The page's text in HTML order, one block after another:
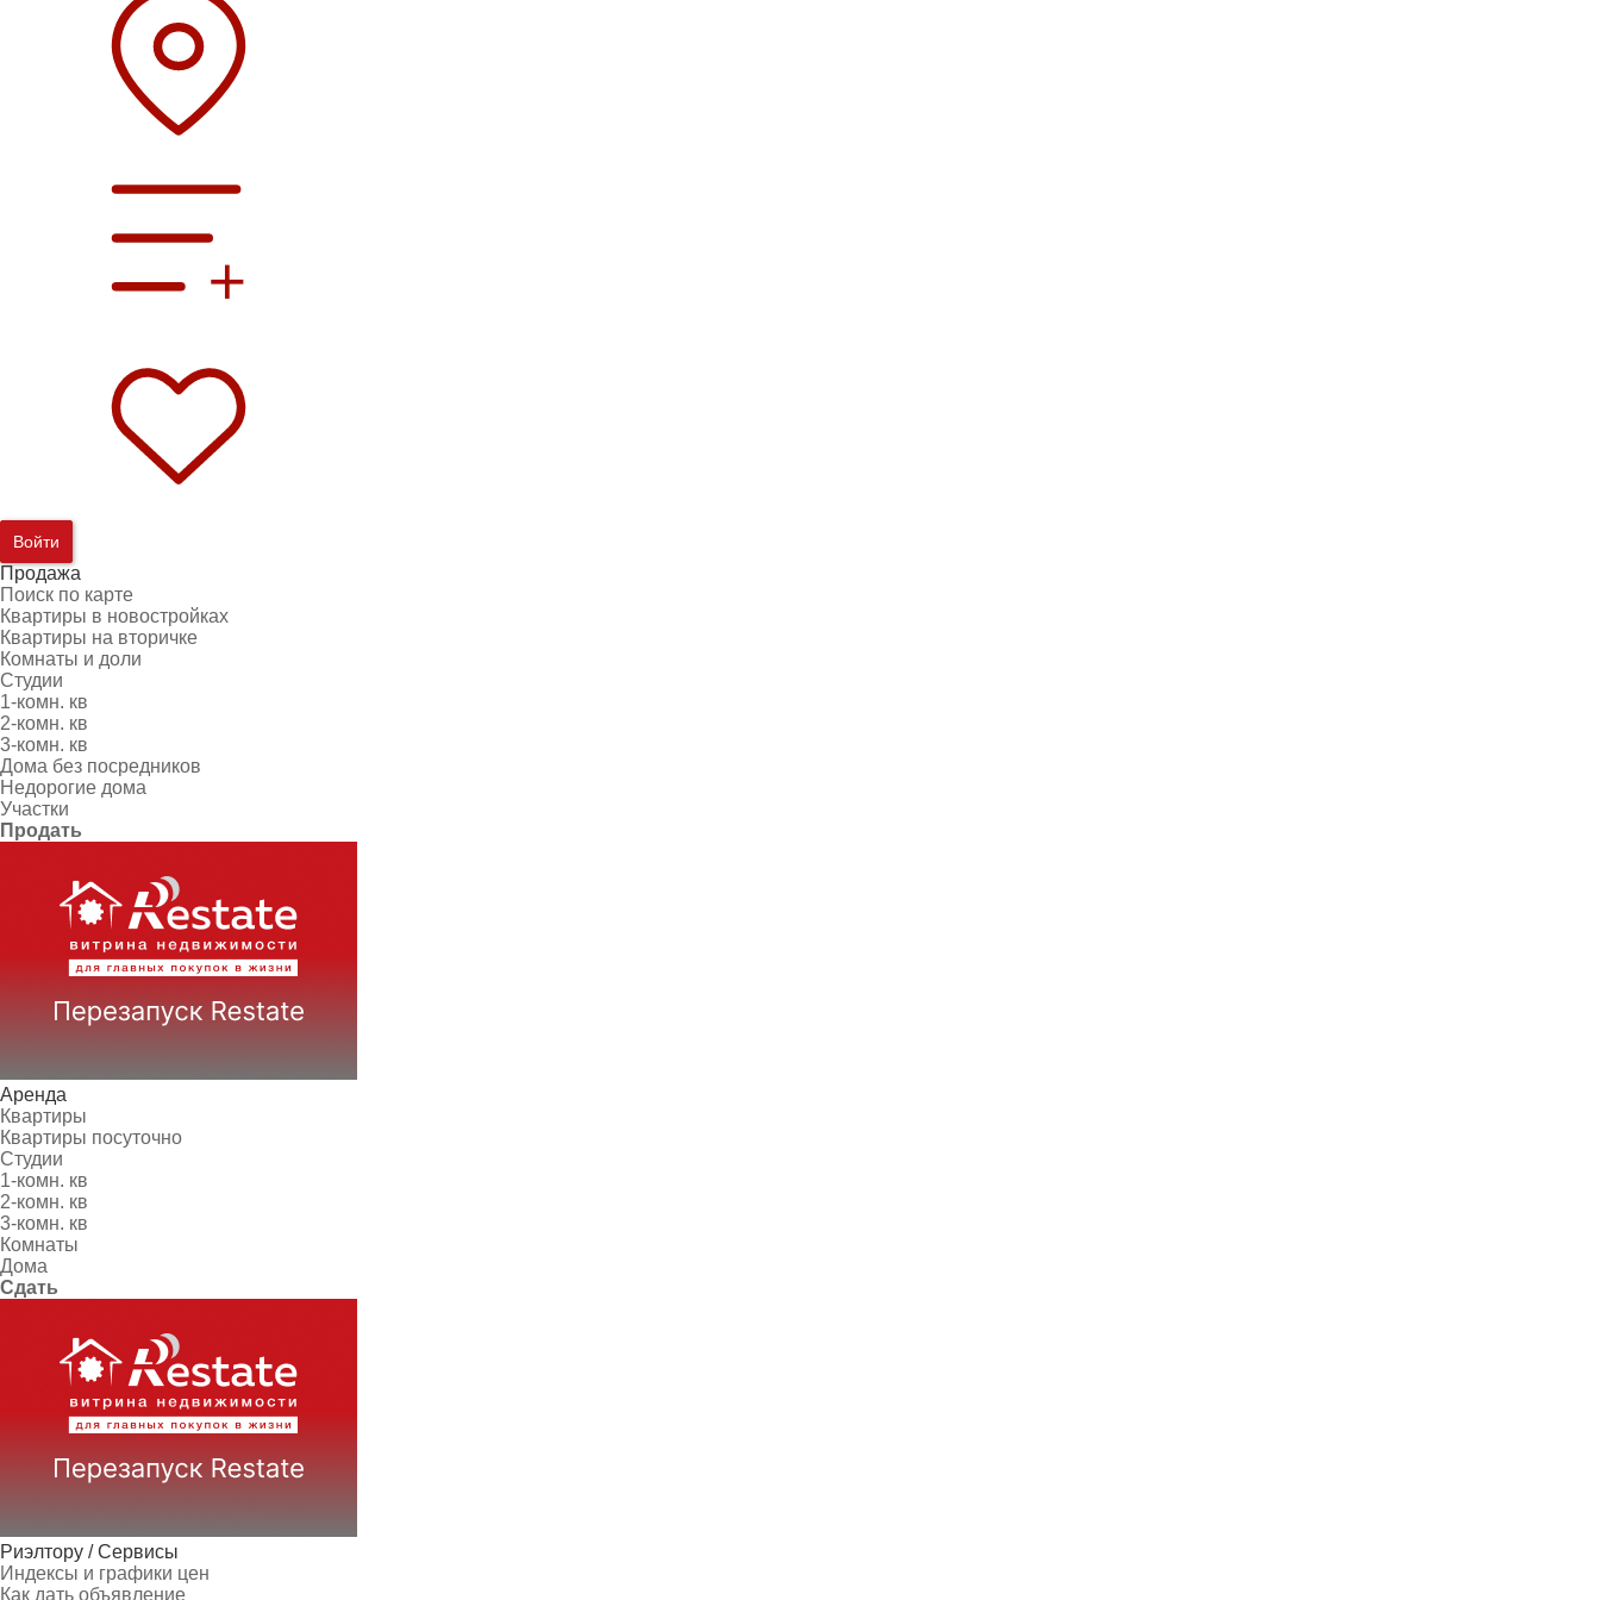
Войти
Продажа
Поиск по карте
Квартиры в новостройках
Квартиры на вторичке
Комнаты и доли
Студии
1-комн. кв
2-комн. кв
3-комн. кв
Дома без посредников
Недорогие дома
Участки
Продать
Аренда
Квартиры
Квартиры посуточно
Студии
1-комн. кв
2-комн. кв
3-комн. кв
Комнаты
Дома
Сдать
Риэлтору / Сервисы
Индексы и графики цен
Как дать объявление